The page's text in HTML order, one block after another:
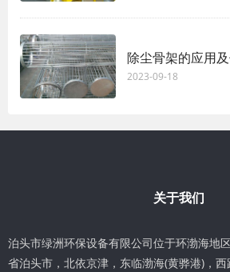
除尘骨架的应用
2023-09-18
关于我们
泊头市绿洲环保设备有限公司位于环渤海地
省泊头市，北依京津，东临渤海(黄骅港)，